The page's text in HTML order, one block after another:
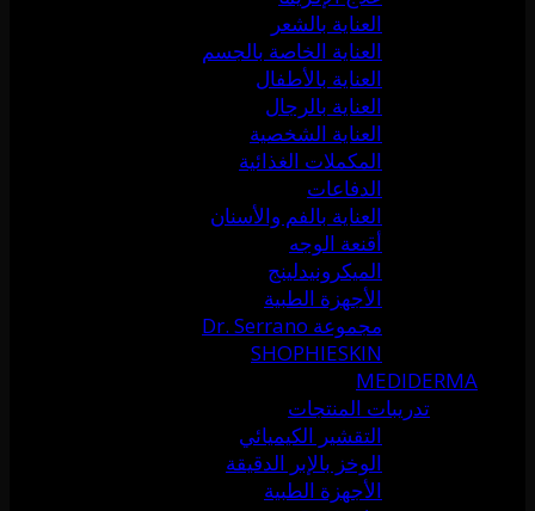
العناية بالشعر
العناية الخاصة بالجسم
العناية بالأطفال
العناية بالرجال
العناية الشخصية
المكملات الغذائية
الدفاعات
العناية بالفم والأسنان
أقنعة الوجه
الميكرونيدلينج
الأجهزة الطبية
مجموعة Dr. Serrano
SHOPHIESKIN
MEDIDERMA
تدريبات المنتجات
التقشير الكيميائي
الوخز بالإبر الدقيقة
الأجهزة الطبية